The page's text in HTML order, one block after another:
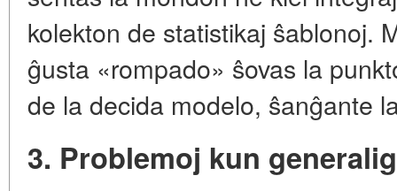
kolekton de statistikaj ŝablonoj.
ĝusta «rompado» ŝovas la
de la decida modelo, ŝanĝante
3. Problemoj kun